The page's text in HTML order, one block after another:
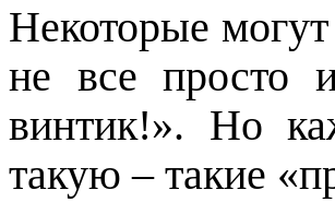
Некоторые
не все просто
винтик!». Но
такую – такие